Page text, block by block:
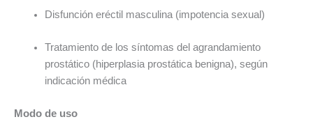
Disfunción eréctil masculina (impotencia sexual)
Tratamiento de los síntomas del agrandamiento
prostático (hiperplasia prostática benigna), según
indicación médica
Modo de uso